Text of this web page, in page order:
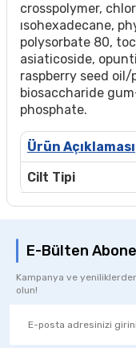
crosspolymer,
ısohexadecane,
polysorbate 80,
asiaticoside,
raspberry seed oil/
biosaccharide
phosphate.
Ürün Açıklaması
Cilt Tipi
E-Bülten
Kampanya ve
olun!